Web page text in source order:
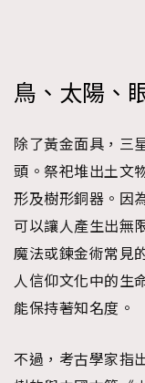
鳥、太陽、
除了黃金面具，三
頭。祭祀堆出土文
形及樹形銅器。因
可以讓人產生出無
魔法或鍊金術常見
人信仰文化中的生
能保持著知名度。
不過，考古學家指